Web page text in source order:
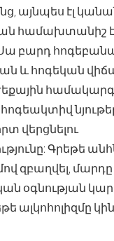
այնպես էլ
համախտանիշ է
բարդ
և հոգեկան
վերցնելու
Գրեթե
զբաղվել,
օգնության
ալկոհոլիզմը կին